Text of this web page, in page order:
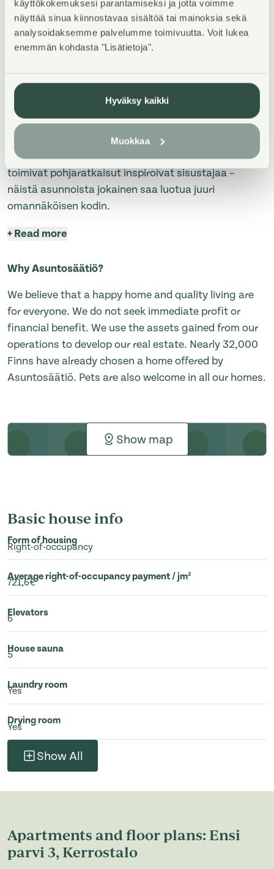
käyttökokemuksesi parantamiseksi ja jotta voimme
näyttää sinua kiinnostavaa sisältöä tai mainoksia sekä
analysoidaksemme palvelumme toimivuutta. Voit lukea
enemmän kohdasta "Lisätietoja".
Hyväksy kaikki
Muokkaa
5/2027, C-F rappujen arvioitu valmistumisaika on
1/2027.
Ensi parven upeat, valoisat kodit tarjoavat rauhallisen
luontokohteiden äärellä. Kolmeen 5-6 -kerroksiseen
taloon valmistuu yhteensä 115 hyvin suunniteltua
asumisoikeuskotia. Huoneistojen koot vaihtelevat 32-
neliöisistä yksiöistä lähes sadan neliön viisihuoneisiin
perheasuntoihin. Monipuoliset huoneistopohjat ja
toimivat pohjaratkaisut inspiroivat sisustajaa –
näistä asunnoista jokainen saa luotua juuri
omannäköisen kodin.
+Read more
Why Asuntosäätiö?
We believe that a happy home and quality living are
for everyone. We do not seek immediate profit or
financial benefit. We use the assets gained from our
operations to develop our real estate. Nearly 32,000
Finns have already chosen a home offered by
Asuntosäätiö. Pets are also welcome in all our homes.
Show map
Basic house info
Form of housing
Right-of-occupancy
Average right-of-occupancy payment / jm²
721,6€
Elevators
6
House sauna
5
Laundry room
Yes
Drying room
Yes
Show All
Apartments and floor plans: Ensi
parvi 3, Kerrostalo